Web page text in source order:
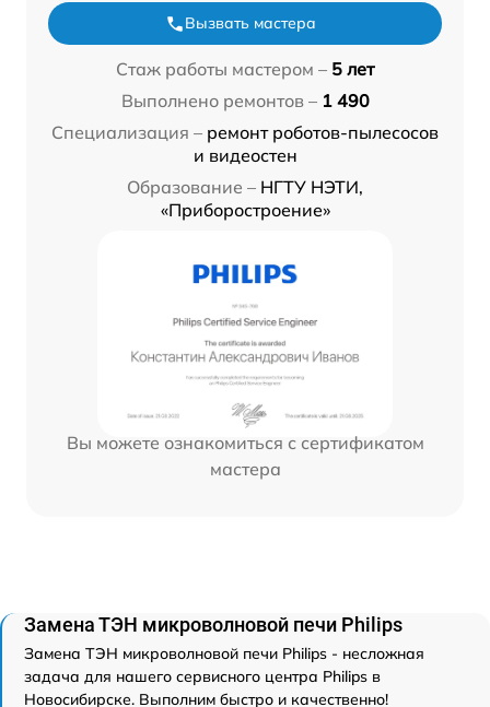
Вызвать мастера
Стаж работы мастером – 5 лет
Выполнено ремонтов – 1 490
Специализация – ремонт роботов-пылесосов
и видеостен
Образование – НГТУ НЭТИ,
«Приборостроение»
Вы можете ознакомиться с сертификатом
мастера
Замена ТЭН микроволновой печи Philips
Замена ТЭН микроволновой печи Philips - несложная
задача для нашего сервисного центра Philips в
Новосибирске. Выполним быстро и качественно!